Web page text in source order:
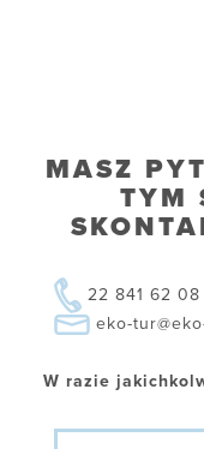
MASZ
TYM
22 841 62 08
eko-
W razie
Imię